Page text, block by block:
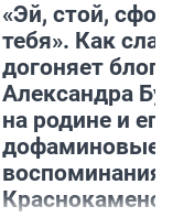
«Эй, стой,
тебя». Как
догоняет
Александра
на родине и его
дофаминовые
воспоминания